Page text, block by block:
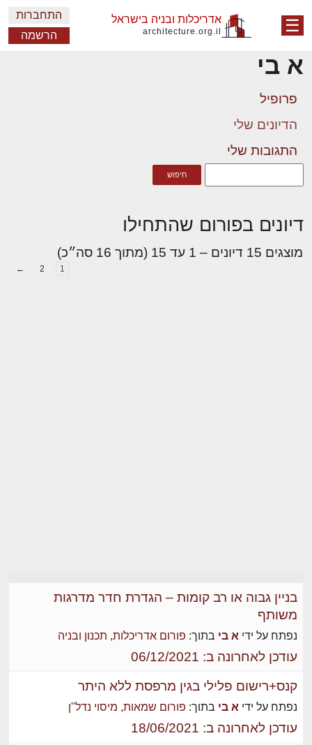
☰ אדריכלות ובניה בישראל
architecture.org.il
התחברות
הרשמה
א בי
פרופיל
הדיונים שלי
התגובות שלי
דיונים בפורום שהתחילו
מוצגים 15 דיונים – 1 עד 15 (מתוך 16 סה״כ)
1
2
←
בניין גבוה או רב קומות – הגדרת חדר מדרגות
משותף
נפתח על ידי א בי בתוך: פורום אדריכלות, תכנון ובניה
עודכן לאחרונה ב: 06/12/2021
קנס+רישום פלילי בגין מרפסת ללא היתר
נפתח על ידי א בי בתוך: פורום שמאות, מיסוי נדל"ן
עודכן לאחרונה ב: 18/06/2021